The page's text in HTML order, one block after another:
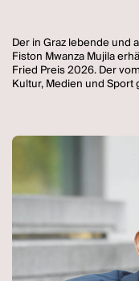
Der in Graz lebende und
Fiston Mwanza Mujila
Fried Preis 2026. Der
Kultur, Medien und